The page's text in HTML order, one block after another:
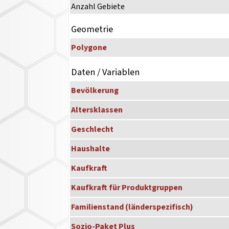
Anzahl Gebiete
Geometrie
Polygone
Daten / Variablen
Bevölkerung
Altersklassen
Geschlecht
Haushalte
Kaufkraft
Kaufkraft für Produktgruppen
Familienstand (länderspezifisch)
Sozio-Paket Plus